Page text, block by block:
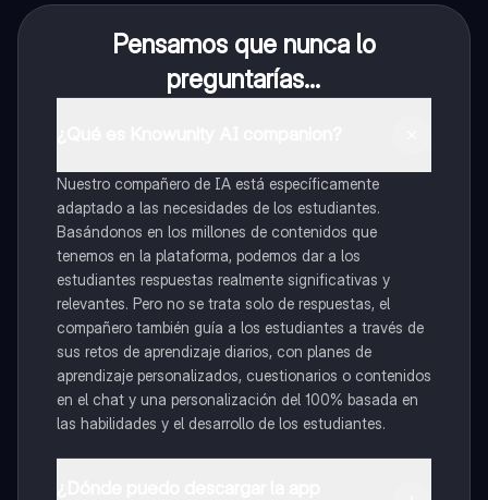
Pensamos que nunca lo
preguntarías...
Nuestro compañero de IA está específicamente
adaptado a las necesidades de los estudiantes.
Basándonos en los millones de contenidos que
tenemos en la plataforma, podemos dar a los
estudiantes respuestas realmente significativas y
relevantes. Pero no se trata solo de respuestas, el
compañero también guía a los estudiantes a través de
sus retos de aprendizaje diarios, con planes de
aprendizaje personalizados, cuestionarios o contenidos
en el chat y una personalización del 100% basada en
las habilidades y el desarrollo de los estudiantes.